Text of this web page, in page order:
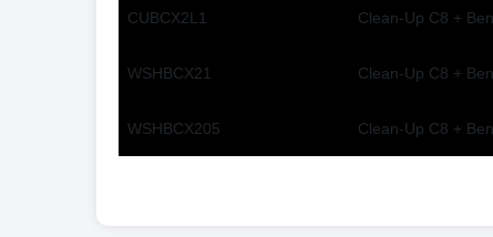
Clean-Up C8 +
CUBCX2L1
Clean-Up C8 +
WSHBCX21
Clean-Up C8 +
WSHBCX205